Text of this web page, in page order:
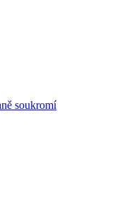
soukromí